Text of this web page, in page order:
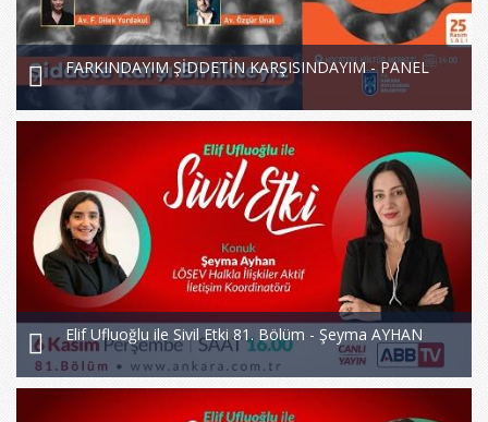
FARKINDAYIM ŞİDDETİN KARŞISINDAYIM - PANEL
Elif Ufluoğlu ile Sivil Etki 81. Bölüm - Şeyma AYHAN